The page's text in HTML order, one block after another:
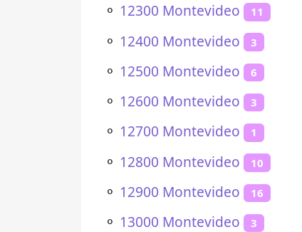
⚬ 12300 Montevideo 11
⚬ 12400 Montevideo 3
⚬ 12500 Montevideo 6
⚬ 12600 Montevideo 3
⚬ 12700 Montevideo 1
⚬ 12800 Montevideo 10
⚬ 12900 Montevideo 16
⚬ 13000 Montevideo 3